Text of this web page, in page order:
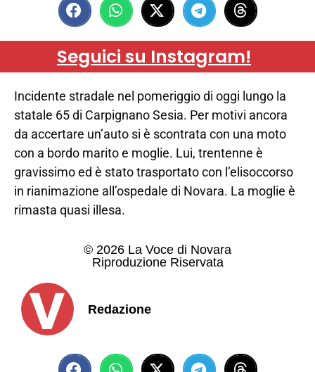
Seguici su Instagram!
Incidente stradale nel pomeriggio di oggi lungo la
statale 65 di Carpignano Sesia. Per motivi ancora
da accertare un’auto si è scontrata con una moto
con a bordo marito e moglie. Lui, trentenne è
gravissimo ed è stato trasportato con l’elisoccorso
in rianimazione all’ospedale di Novara. La moglie è
rimasta quasi illesa.
© 2026 La Voce di Novara
Riproduzione Riservata
Redazione